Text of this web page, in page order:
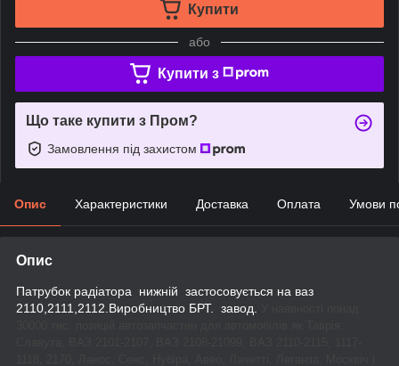
Купити
або
Купити з
Що таке купити з Пром?
Замовлення під захистом
Опис Характеристики Доставка Оплата Умови
Опис
Патрубок радіатора нижній застосовується на ваз
2110,2111,2112.Виробництво БРТ. завод.